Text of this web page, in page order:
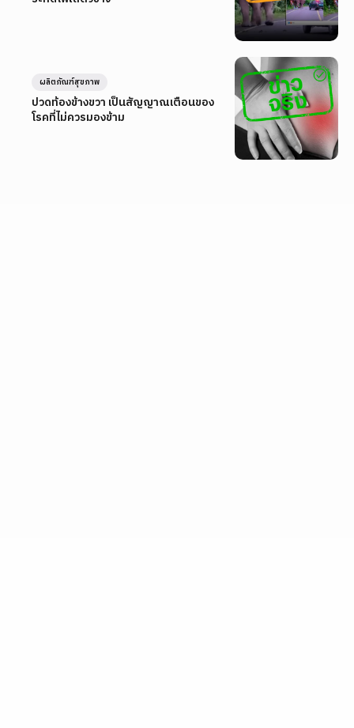
ปวดท้องข้างขวา เป็นสัญญาณเตือนของ
โรคที่ไม่ควรมองข้าม
ผลิตภัณฑ์สุขภาพ